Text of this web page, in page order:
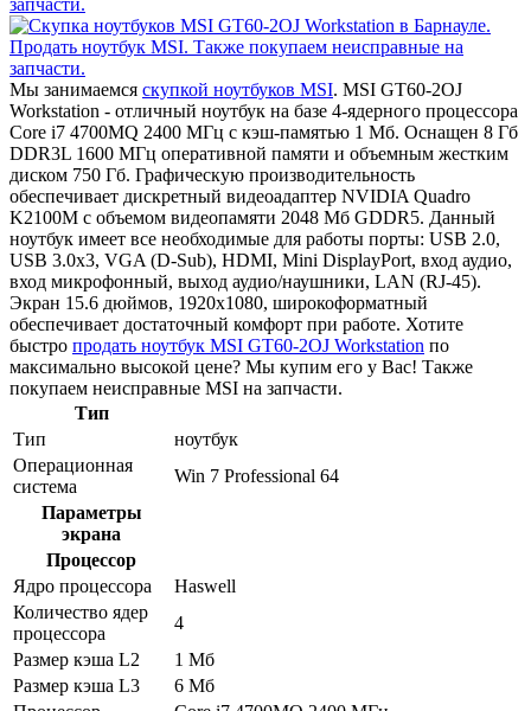
Мы занимаемся скупкой ноутбуков MSI. MSI GT60-2OJ
Workstation - отличный ноутбук на базе 4-ядерного процессора
Core i7 4700MQ 2400 МГц с кэш-памятью 1 Мб. Оснащен 8 Гб
DDR3L 1600 МГц оперативной памяти и объемным жестким
диском 750 Гб. Графическую производительность
обеспечивает дискретный видеоадаптер NVIDIA Quadro
K2100M с объемом видеопамяти 2048 Мб GDDR5. Данный
ноутбук имеет все необходимые для работы порты: USB 2.0,
USB 3.0x3, VGA (D-Sub), HDMI, Mini DisplayPort, вход аудио,
вход микрофонный, выход аудио/наушники, LAN (RJ-45).
Экран 15.6 дюймов, 1920x1080, широкоформатный
обеспечивает достаточный комфорт при работе. Хотите
быстро продать ноутбук MSI GT60-2OJ Workstation по
максимально высокой цене? Мы купим его у Вас! Также
покупаем неисправные MSI на запчасти.
Тип
Тип
ноутбук
Операционная
система
Win 7 Professional 64
Параметры
экрана
Процессор
Ядро процессора
Haswell
Количество ядер
процессора
4
Размер кэша L2
1 Мб
Размер кэша L3
6 Мб